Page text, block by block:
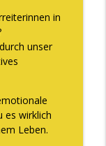
in
unser
es wirklich
Leben.